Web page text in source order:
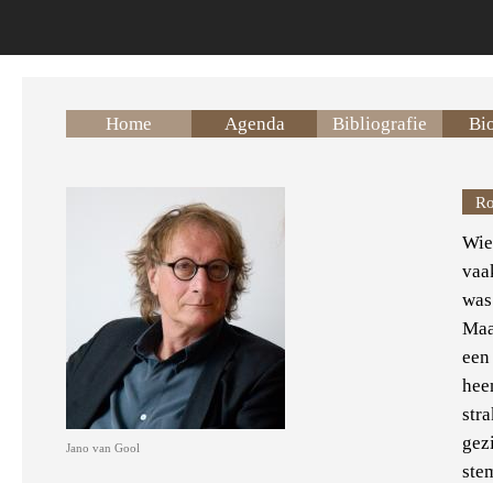
Home Agenda Bibliografie
Jano van Gool